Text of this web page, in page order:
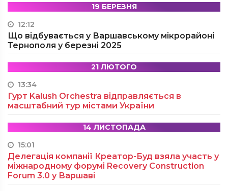
19 БЕРЕЗНЯ
12:12
Що відбувається у Варшавському мікрорайоні
Тернополя у березні 2025
21 ЛЮТОГО
13:34
Гурт Kalush Orchestra відправляється в
масштабний тур містами України
14 ЛИСТОПАДА
15:01
Делегація компанії Креатор-Буд взяла участь у
міжнародному форумі Recovery Construction
Forum 3.0 у Варшаві